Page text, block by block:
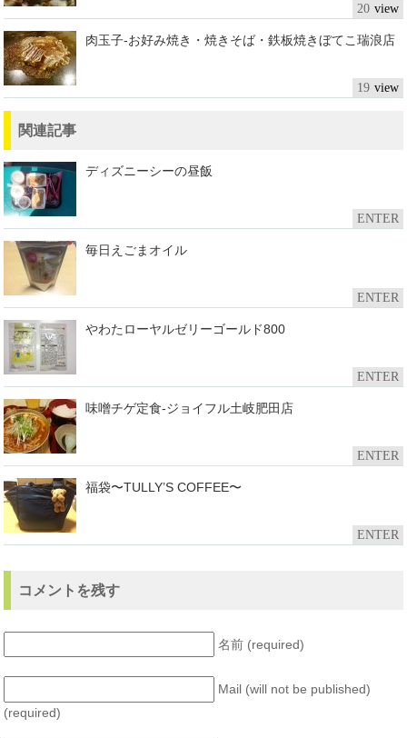
20
肉玉子-お好み焼き・焼きそば・鉄板焼きぼてこ瑞浪店
19
関連記事
ディズニーシーの昼飯
ENTER
毎日えごまオイル
ENTER
やわたローヤルゼリーゴールド800
ENTER
味噌チゲ定食-ジョイフル土岐肥田店
ENTER
福袋〜TULLY’S COFFEE〜
ENTER
コメントを残す
名前 (required)
Mail (will not be published)
(required)